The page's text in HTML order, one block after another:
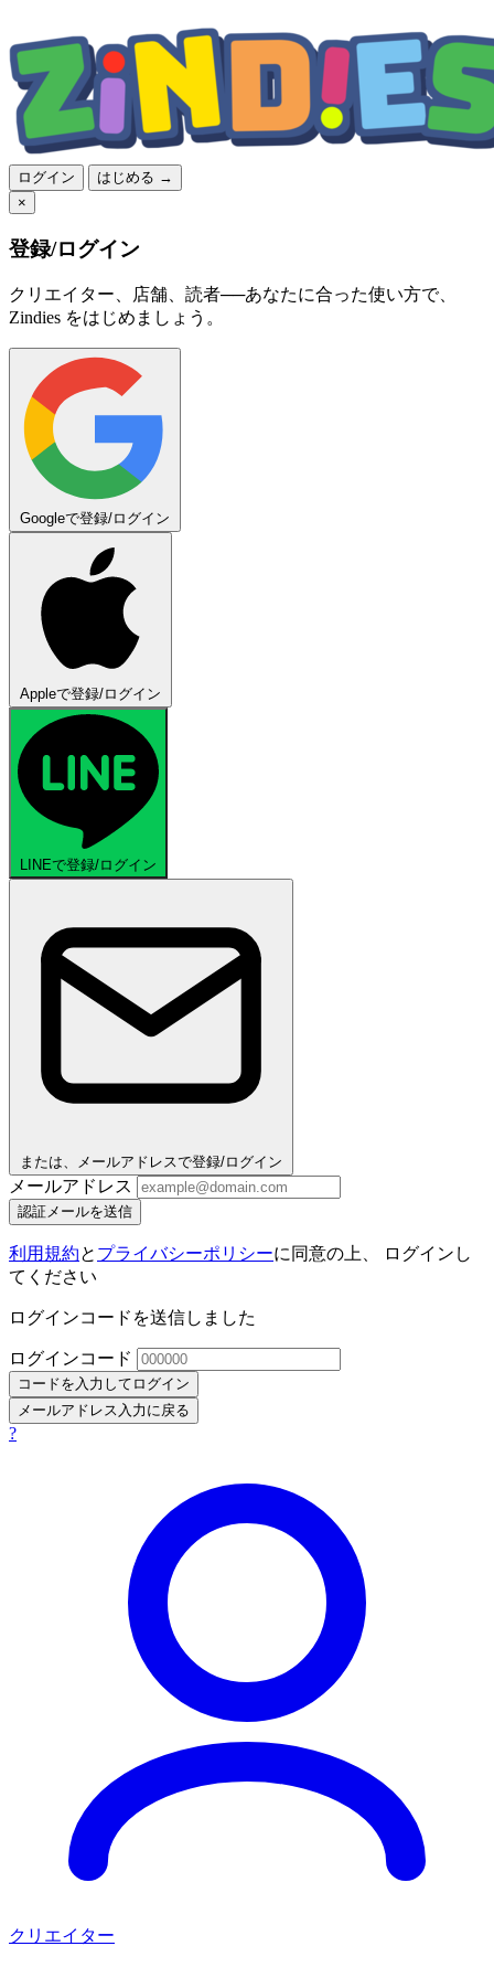
ログイン
はじめる →
×
登録/ログイン
クリエイター、店舗、読者──あなたに合った使い方で、
Zindies をはじめましょう。
Googleで登録/ログイン
Appleで登録/ログイン
LINEで登録/ログイン
または、メールアドレスで登録/ログイン
メールアドレス
認証メールを送信
利用規約と プライバシーポリシーに同意の上、 ログインし
てください
ログインコードを送信しました
ログインコード
コードを入力してログイン
メールアドレス入力に戻る
?
クリエイター